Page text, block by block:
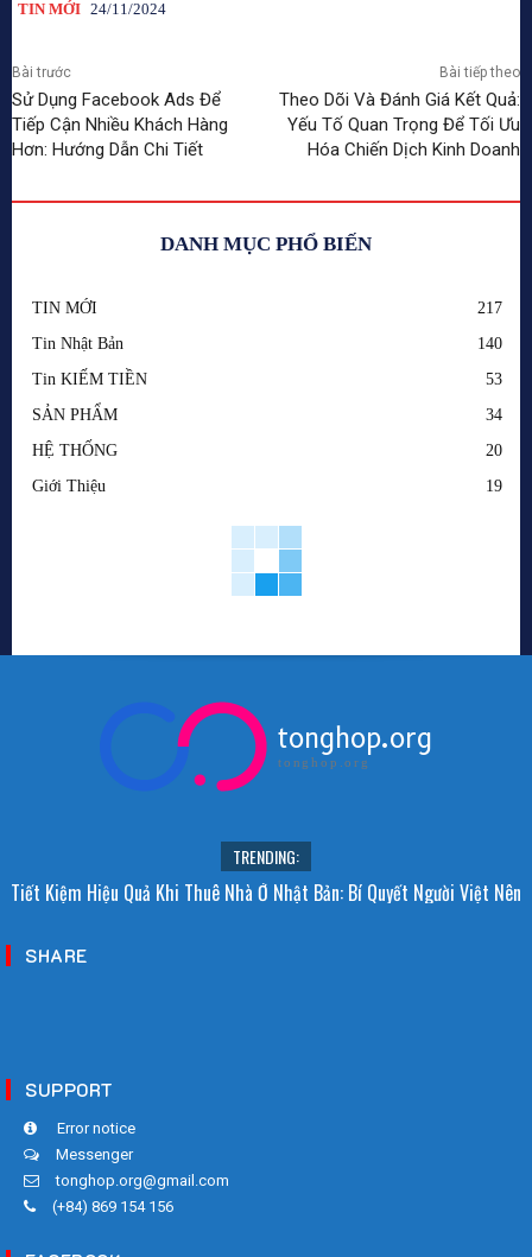
TIN MỚI 24/11/2024
Bài trước
Sử Dụng Facebook Ads Để
Tiếp Cận Nhiều Khách Hàng
Hơn: Hướng Dẫn Chi Tiết
Bài tiếp theo
Theo Dõi Và Đánh Giá Kết Quả:
Yếu Tố Quan Trọng Để Tối Ưu
Hóa Chiến Dịch Kinh Doanh
DANH MỤC PHỔ BIẾN
TIN MỚI
217
Tin Nhật Bản
140
Tin KIẾM TIỀN
53
SẢN PHẨM
34
HỆ THỐNG
20
Giới Thiệu
19
tonghop.org
tonghop.org
TRENDING:
Tiết Kiệm Hiệu Quả Khi Thuê Nhà Ở Nhật Bản: Bí Quyết Người Việt Nên
SHARE
SUPPORT
Error notice
Messenger
tonghop.org@gmail.com
(+84) 869 154 156